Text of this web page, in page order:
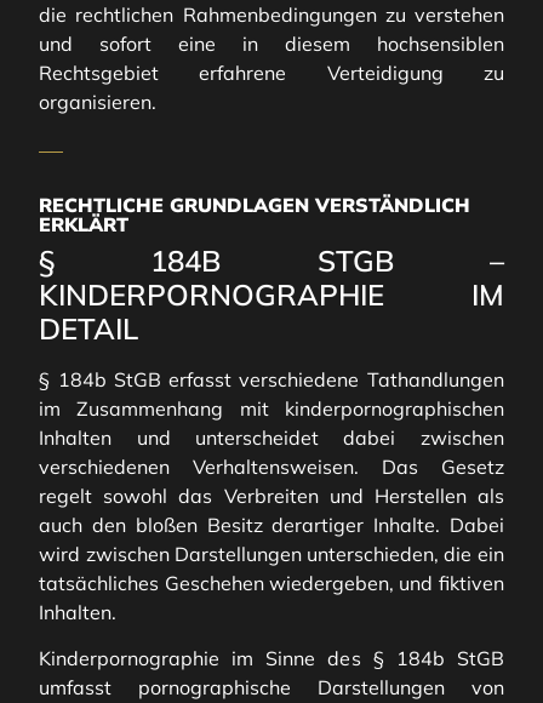
die rechtlichen Rahmenbedingungen zu verstehen
und sofort eine in diesem hochsensiblen
Rechtsgebiet erfahrene Verteidigung zu
organisieren.
RECHTLICHE GRUNDLAGEN VERSTÄNDLICH
ERKLÄRT
§ 184B STGB –
KINDERPORNOGRAPHIE IM
DETAIL
§ 184b StGB erfasst verschiedene Tathandlungen
im Zusammenhang mit kinderpornographischen
Inhalten und unterscheidet dabei zwischen
verschiedenen Verhaltensweisen. Das Gesetz
regelt sowohl das Verbreiten und Herstellen als
auch den bloßen Besitz derartiger Inhalte. Dabei
wird zwischen Darstellungen unterschieden, die ein
tatsächliches Geschehen wiedergeben, und fiktiven
Inhalten.
Kinderpornographie im Sinne des § 184b StGB
umfasst pornographische Darstellungen von